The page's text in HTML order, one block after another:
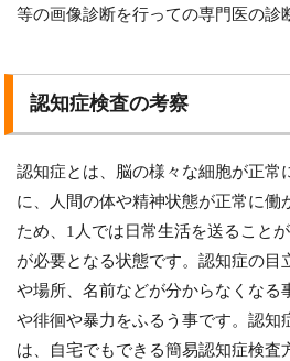
等の画像診断を行っての専門医の診
認知症検査の考察
認知症とは、脳の様々な細胞が正常
に、人間の体や精神状態が正常に働
ため、1人では日常生活を送ること
が必要となる状態です。認知症の目
や場所、名前などが分からなくなる
や徘徊や暴力をふるう事です。認知
は、自宅でもできる簡易認知症検査